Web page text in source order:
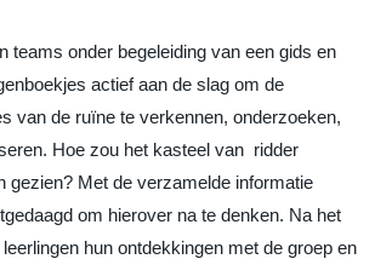
teams onder begeleiding van een gids en
actief aan de slag om de
van de ruïne te verkennen, onderzoeken,
Hoe zou het kasteel van ridder
gezien? Met de verzamelde informatie
om hierover na te denken. Na het
hun ontdekkingen met de groep en